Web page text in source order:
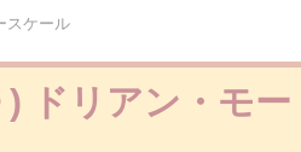
スケール
ドリアン・モ